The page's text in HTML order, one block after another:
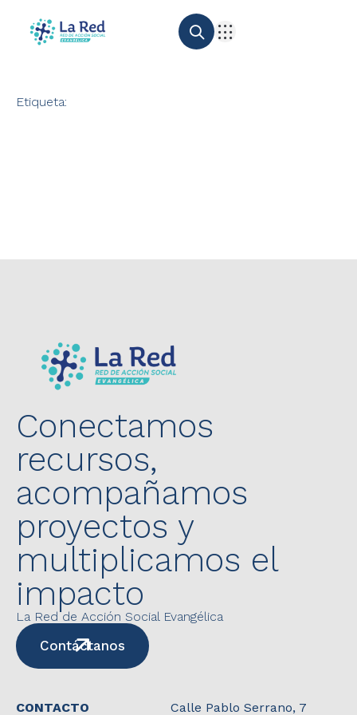
Etiqueta:
Conectamos
recursos,
acompañamos
proyectos y
multiplicamos el
impacto
La Red de Acción Social Evangélica
Contáctanos
CONTACTO
Calle Pablo Serrano, 7